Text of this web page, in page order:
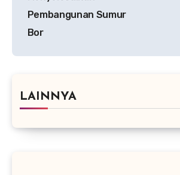
Pembangunan Sumur
Bor
LAINNYA